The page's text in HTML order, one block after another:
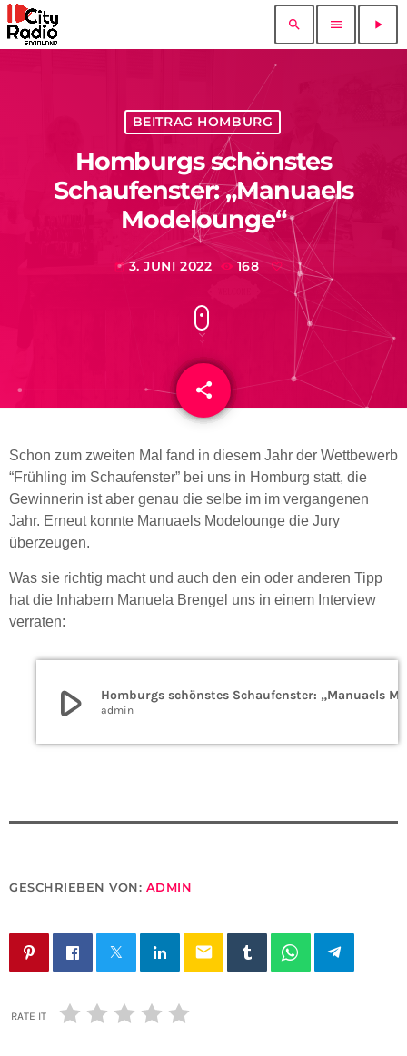
search menu play_arrow
BEITRAG HOMBURG
Homburgs schönstes
Schaufenster: „Manuaels
Modelounge“
today 3. JUNI 2022 168
share
email
Schon zum zweiten Mal fand in diesem Jahr der Wettbewerb
“Frühling im Schaufenster” bei uns in Homburg statt, die
Gewinnerin ist aber genau die selbe im im vergangenen
Jahr. Erneut konnte Manuaels Modelounge die Jury
überzeugen.
Was sie richtig macht und auch den ein oder anderen Tipp
hat die Inhabern Manuela Brengel uns in einem Interview
verraten:
play_arrow admin
GESCHRIEBEN VON: ADMIN
email
RATE IT